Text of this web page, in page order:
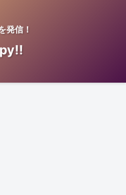
発信！